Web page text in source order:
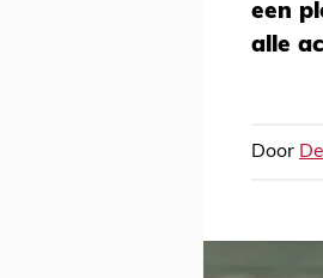
een
alle
Door